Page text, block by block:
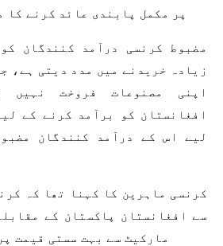
پر مکمل پابندی عائد کرنے کا
مضبوط کرنسی درآمد کنندگان
زیادہ خریدنے میں مدد دیتی ہے،
اپنی مصنوعات فروخت نہیں
افغانستان کو برآمد کرنے کے
لیے اس کے درآمد کنندگان
کرنسی ماہرین کا کہنا تھا کہ
سے افغانستان پاکستان کے
مارکیٹ سے بہت سستی قیمت